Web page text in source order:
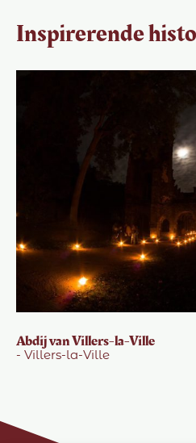
Inspirerende
Abdij van Villers-la-Ville
- Villers-la-Ville